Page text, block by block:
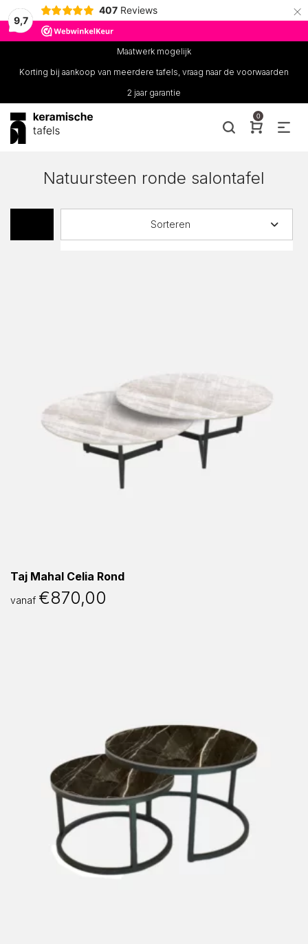
9,7
407 Reviews ×
Maatwerk mogelijk
Korting bij aankoop van meerdere tafels, vraag naar de voorwaarden
2 jaar garantie
0
Natuursteen ronde salontafel
Sorteren
Taj Mahal Celia Rond
vanaf €870,00